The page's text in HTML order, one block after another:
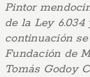
Pintor
de la Ley
continuación
Fundación de
Tomás Godoy